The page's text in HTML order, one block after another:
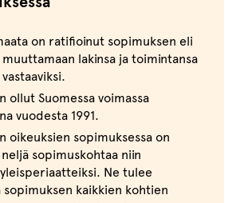
on ratifioinut sopimuksen eli
lakinsa ja toimintansa
ollut Suomessa voimassa
vuodesta 1991.
oikeuksien sopimuksessa on
sopimuskohtaa niin
Ne tulee
sopimuksen kaikkien kohtien